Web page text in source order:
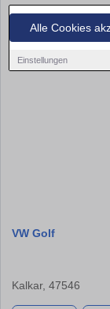
Alle Cookies
Einstellungen
VW Golf
Kalkar, 47546